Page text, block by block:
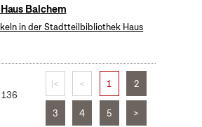
Balchem
in der Stadtteilbibliothek Haus
|< < 1 2
3 4 5 >